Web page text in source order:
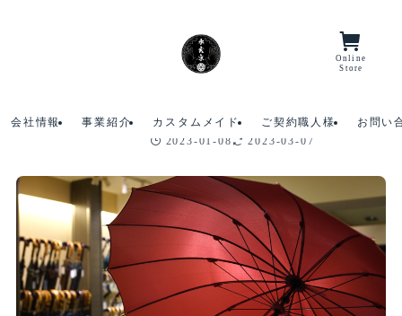
Online
Store
会社情報 事業紹介 カスタムメイド ご契約職人様 お問い
【東京洋傘とは】雨の日が楽し
2023-01-08 2023-03-07